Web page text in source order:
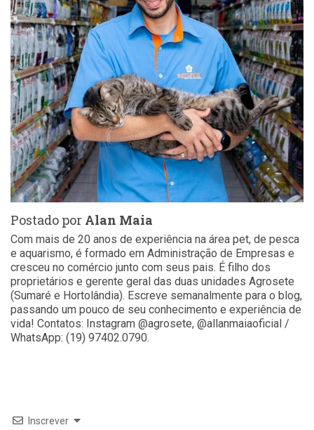
Postado por Alan Maia
Com mais de 20 anos de experiência na área pet, de pesca
e aquarismo, é formado em Administração de Empresas e
cresceu no comércio junto com seus pais. É filho dos
proprietários e gerente geral das duas unidades Agrosete
(Sumaré e Hortolândia). Escreve semanalmente para o blog,
passando um pouco de seu conhecimento e experiência de
vida! Contatos: Instagram @agrosete, @allanmaiaoficial /
WhatsApp: (19) 97402.0790.
Inscrever